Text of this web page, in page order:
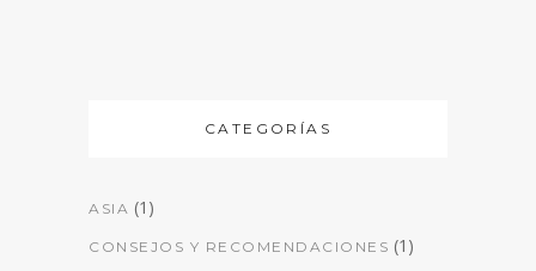
CATEGORÍAS
ASIA (1)
CONSEJOS Y RECOMENDACIONES (1)